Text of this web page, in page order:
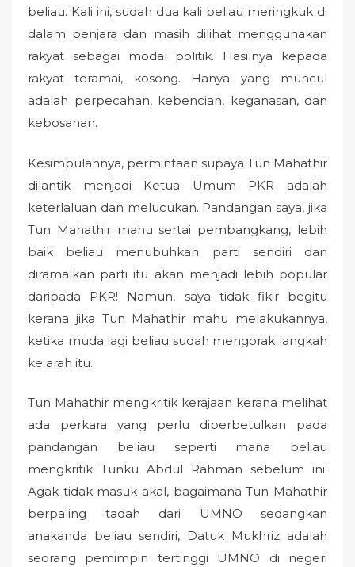
beliau. Kali ini, sudah dua kali beliau meringkuk di
dalam penjara dan masih dilihat menggunakan
rakyat sebagai modal politik. Hasilnya kepada
rakyat teramai, kosong. Hanya yang muncul
adalah perpecahan, kebencian, keganasan, dan
kebosanan.
Kesimpulannya, permintaan supaya Tun Mahathir
dilantik menjadi Ketua Umum PKR adalah
keterlaluan dan melucukan. Pandangan saya, jika
Tun Mahathir mahu sertai pembangkang, lebih
baik beliau menubuhkan parti sendiri dan
diramalkan parti itu akan menjadi lebih popular
daripada PKR! Namun, saya tidak fikir begitu
kerana jika Tun Mahathir mahu melakukannya,
ketika muda lagi beliau sudah mengorak langkah
ke arah itu.
Tun Mahathir mengkritik kerajaan kerana melihat
ada perkara yang perlu diperbetulkan pada
pandangan beliau seperti mana beliau
mengkritik Tunku Abdul Rahman sebelum ini.
Agak tidak masuk akal, bagaimana Tun Mahathir
berpaling tadah dari UMNO sedangkan
anakanda beliau sendiri, Datuk Mukhriz adalah
seorang pemimpin tertinggi UMNO di negeri